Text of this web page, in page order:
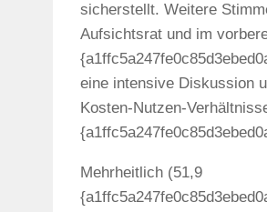
sicherstellt. Weitere
Aufsichtsrat und im
eine intensive Diskussion
Kosten-Nutzen-
Mehrheitlich (51,9